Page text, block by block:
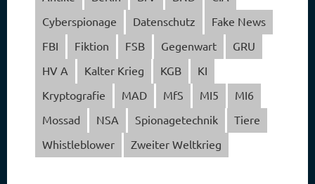
Cyberspionage
Datenschutz
Fake News
FBI
Fiktion FSB Gegenwart
GRU
HV A
Kalter Krieg KGB
KI
Kryptografie
MAD MfS MI5
MI6
Mossad
NSA Spionagetechnik
Tiere
Whistleblower
Zweiter Weltkrieg